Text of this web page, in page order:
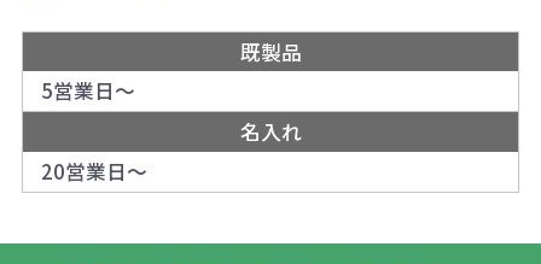
既製品
5営業日～
名入れ
20営業日～